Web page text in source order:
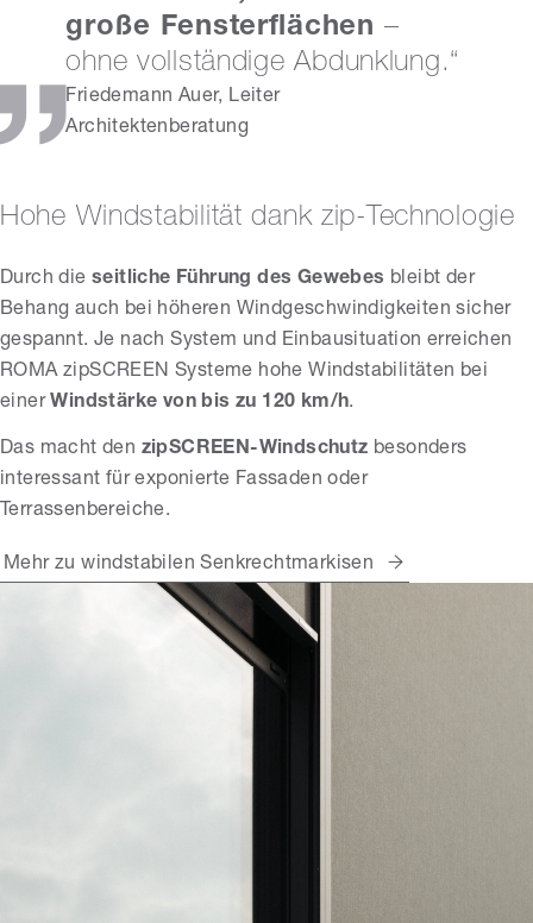
große Fensterflächen –
ohne vollständige Abdunklung.“
Friedemann Auer, Leiter
Architektenberatung
Hohe Windstabilität dank zip-Technologie
Durch die seitliche Führung des Gewebes bleibt der
Behang auch bei höheren Windgeschwindigkeiten sicher
gespannt. Je nach System und Einbausituation erreichen
ROMA zipSCREEN Systeme hohe Windstabilitäten bei
einer Windstärke von bis zu 120 km/h.
Das macht den zipSCREEN-Windschutz besonders
interessant für exponierte Fassaden oder
Terrassenbereiche.
Mehr zu windstabilen Senkrechtmarkisen